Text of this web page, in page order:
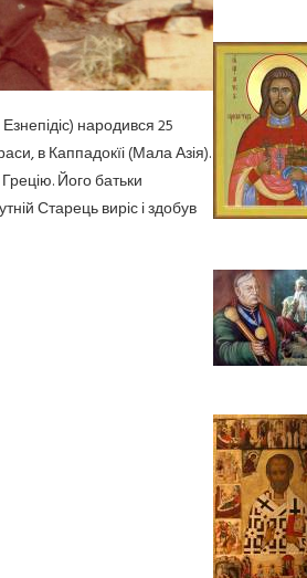
народився 25
в Каппадокїі (Мала Азія).
Його батьки
Старець виріс і здобув